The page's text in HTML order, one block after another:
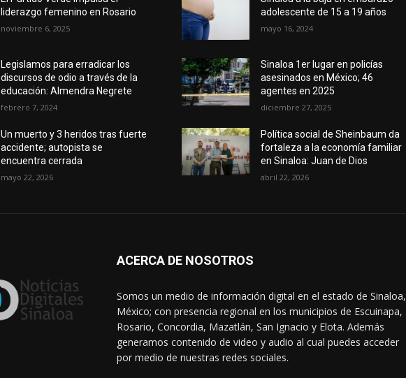
liderazgo femenino en Rosario
noviembre 6, 2025
Legislamos para erradicar los
discursos de odio a través de la
educación: Almendra Negrete
febrero 7, 2024
Un muerto y 3 heridos tras fuerte
accidente; autopista se
encuentra cerrada
mayo 22, 2026
adolescente de 15 a 19 años
mayo 16, 2024
Sinaloa 1er lugar en policías
asesinados en México; 46
agentes en 2025
diciembre 27, 2025
Política social de Sheinbaum da
fortaleza a la economía familiar
en Sinaloa: Juan de Dios
abril 22, 2026
ACERCA DE NOSOTROS
Somos un medio de información digital en el estado de Sinaloa,
México; con presencia regional en los municipios de Escuinapa,
Rosario, Concordia, Mazatlán, San Ignacio y Elota. Además
generamos contenido de video y audio al cual puedes acceder
por medio de nuestras redes sociales.